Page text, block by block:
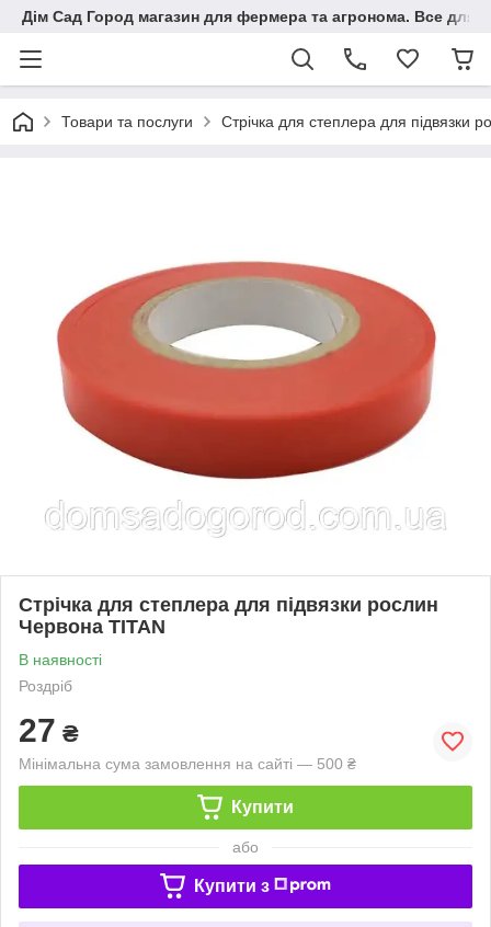
Дім Сад Город магазин для фермера та агронома. Все для
Товари та послуги Стрічка для степлера для підвязки
Стрічка для степлера для підвязки рослин
Червона TITAN
В наявності
Роздріб
27 ₴
Мінімальна сума замовлення на сайті — 500 ₴
Купити
або
Купити з